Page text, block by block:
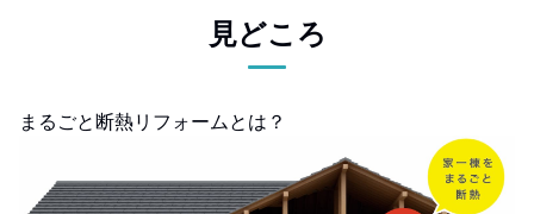
見どころ
まるごと断熱リフォームとは？